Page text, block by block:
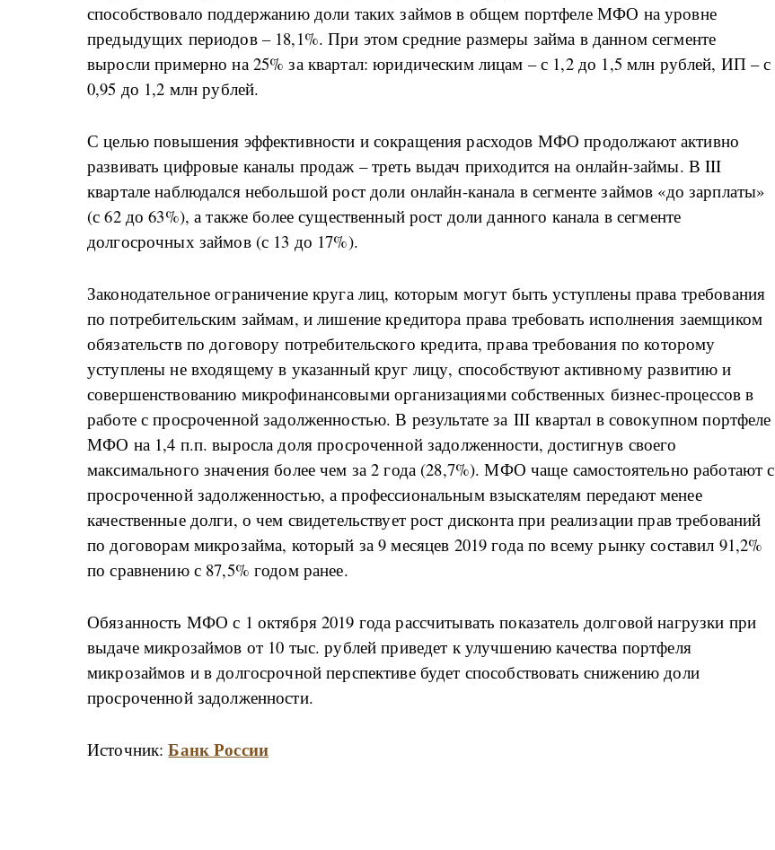
способствовало поддержанию доли таких займов в общем портфеле МФО на уровне
предыдущих периодов – 18,1%. При этом средние размеры займа в данном сегменте
выросли примерно на 25% за квартал: юридическим лицам – с 1,2 до 1,5 млн рублей, ИП – с
0,95 до 1,2 млн рублей.
С целью повышения эффективности и сокращения расходов МФО продолжают активно
развивать цифровые каналы продаж – треть выдач приходится на онлайн-займы. В III
квартале наблюдался небольшой рост доли онлайн-канала в сегменте займов «до зарплаты»
(с 62 до 63%), а также более существенный рост доли данного канала в сегменте
долгосрочных займов (с 13 до 17%).
Законодательное ограничение круга лиц, которым могут быть уступлены права требования
по потребительским займам, и лишение кредитора права требовать исполнения заемщиком
обязательств по договору потребительского кредита, права требования по которому
уступлены не входящему в указанный круг лицу, способствуют активному развитию и
совершенствованию микрофинансовыми организациями собственных бизнес-процессов в
работе с просроченной задолженностью. В результате за III квартал в совокупном портфеле
МФО на 1,4 п.п. выросла доля просроченной задолженности, достигнув своего
максимального значения более чем за 2 года (28,7%). МФО чаще самостоятельно работают с
просроченной задолженностью, а профессиональным взыскателям передают менее
качественные долги, о чем свидетельствует рост дисконта при реализации прав требований
по договорам микрозайма, который за 9 месяцев 2019 года по всему рынку составил 91,2%
по сравнению с 87,5% годом ранее.
Обязанность МФО с 1 октября 2019 года рассчитывать показатель долговой нагрузки при
выдаче микрозаймов от 10 тыс. рублей приведет к улучшению качества портфеля
микрозаймов и в долгосрочной перспективе будет способствовать снижению доли
просроченной задолженности.
Источник:Банк России